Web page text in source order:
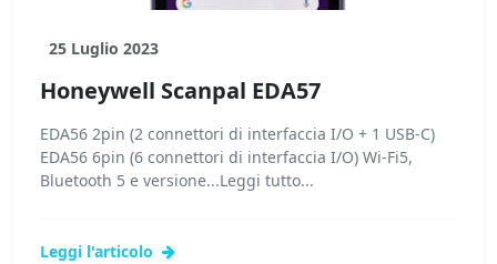
25 Luglio 2023
Honeywell Scanpal EDA57
EDA56 2pin (2 connettori di interfaccia I/O + 1 USB-C)
EDA56 6pin (6 connettori di interfaccia I/O) Wi-Fi5,
Bluetooth 5 e versione...Leggi tutto...
Leggi l'articolo